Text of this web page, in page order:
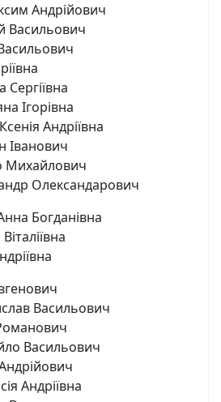
Андрійович
Васильович
Ігорівна
Андріївна
Іванович
Михайлович
Олександарович
Богданівна
Васильович
Васильович
Андріївна